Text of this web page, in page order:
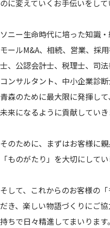
のに変えていくお手伝いをして
ソニー生命時代に培った知識
モールM&A、相続、営業、採
士、公認会計士、税理士、司
コンサルタント、中小企業診
青森のために最大限に発揮し
未来になるように貢献していき
そのために、まずはお客様に
「ものがたり」を大切にしてい
そして、これからのお客様の
だき、楽しい物語づくりにご
持ちで日々精進してまいります。